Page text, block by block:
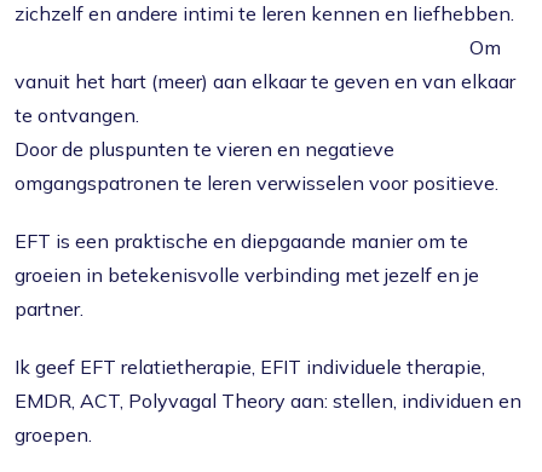
zichzelf en andere intimi te leren kennen en liefhebben.
Om
vanuit het hart (meer) aan elkaar te geven en van elkaar
te ontvangen.
Door de pluspunten te vieren en negatieve
omgangspatronen te leren verwisselen voor positieve.
EFT is een praktische en diepgaande manier om te
groeien in betekenisvolle verbinding met jezelf en je
partner.
Ik geef EFT relatietherapie, EFIT individuele therapie,
EMDR, ACT, Polyvagal Theory aan: stellen, individuen en
groepen.